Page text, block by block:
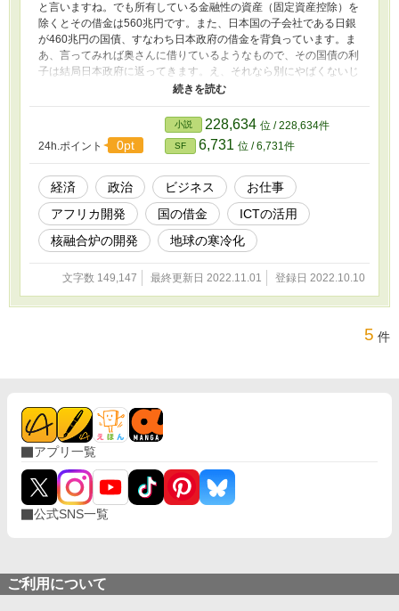
と言いますね。でも所有している金融性の資産（固定資産控除）を
除くとその借金は560兆円です。また、日本国の子会社である日銀
が460兆円の国債、すなわち日本政府の借金を背負っています。ま
あ、言ってみれば奥さんに借りているようなもので、その国債の利
子は結局日本政府に返ってきます。え、それなら別にやばくないじ
ゃん、と思うでしょう。 でもやっぱりやばいのよね。政府の予算
（2018年度）では98兆円の予算のうち収入は64兆円たらずで、34
兆円がまた借金なのです。だから、今はあまりやばくないけど、こ
のままいけばドボンになると思うな。 この物語は、このドツボに
嵌まったような日本の財政をどうするか、中身のない頭で考えてみ
たものです。だから、異世界も超能力も出てきませんし、超天才も
出現しません。でも、大変にボジティブなものにするつもりですの
で、楽しんで頂ければ幸いです。
24h.ポイント 0pt
小説 228,634 位 / 228,634件
SF 6,731 位 / 6,731件
経済 政治 ビジネス
お仕事
アフリカ開発
国の借金
ICTの活用
核融合炉の開発
地球の寒冷化
文字数 149,147 最終更新日 2022.11.01 登録日 2022.10.10
5 件
アプリ一覧
公式SNS一覧
ご利用について